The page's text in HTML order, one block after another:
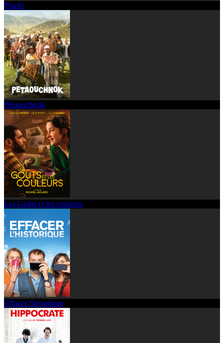
Placés
Pétaouchnok
Les Goûts et les couleurs
Effacer l'historique